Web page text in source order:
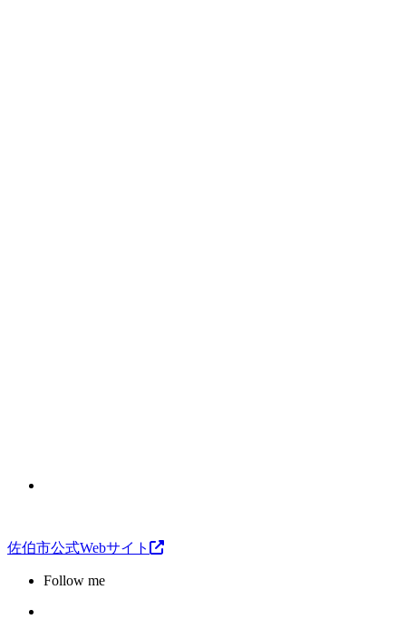
佐伯市公式Webサイト
Follow me